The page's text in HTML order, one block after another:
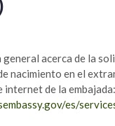
acerca de la
nacimiento en el
internet de la embajada:
es/